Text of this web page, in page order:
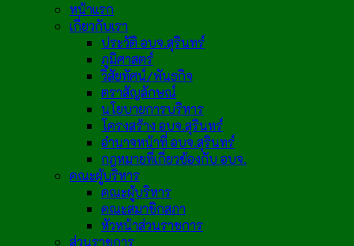
หน้าแรก
เกี่ยวกับเรา
ประวัติ อบจ.สุรินทร์
ภูมิศาสตร์
วิสัยทัศน์/พันธกิจ
ตราสัญลักษณ์
นโยบายการบริหาร
โครงสร้าง อบจ.สุรินทร์
อำนาจหน้าที่ อบจ.สุรินทร์
กฎหมายที่เกี่ยวข้องกับ อบจ.
คณะผู้บริหาร
คณะผู้บริหาร
คณะสมาชิกสภา
หัวหน้าส่วนราชการ
ส่วนราชการ